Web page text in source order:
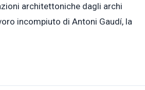
architettoniche dagli archi
incompiuto di Antoni Gaudí, la